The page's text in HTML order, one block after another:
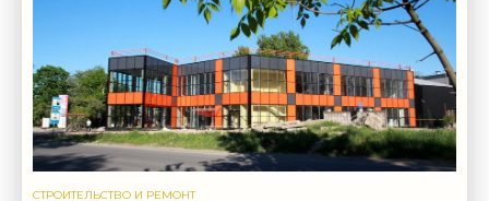
СТРОИТЕЛЬСТВО И РЕМОНТ